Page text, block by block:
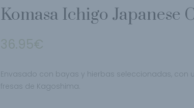
Komasa Ichigo Japanese
36.95€
Envasado con bayas y hierbas seleccionadas, con
fresas de Kagoshima.